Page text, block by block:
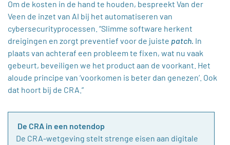
Om de kosten in de hand te houden, bespreekt Van der
Veen de inzet van AI bij het automatiseren van
cybersecurityprocessen. “Slimme software herkent
dreigingen en zorgt preventief voor de juiste patch. In
plaats van achteraf een probleem te fixen, wat nu vaak
gebeurt, beveiligen we het product aan de voorkant. Het
aloude principe van ‘voorkomen is beter dan genezen’. Ook
dat hoort bij de CRA.”
De CRA in een notendop
De CRA-wetgeving stelt strenge eisen aan digitale